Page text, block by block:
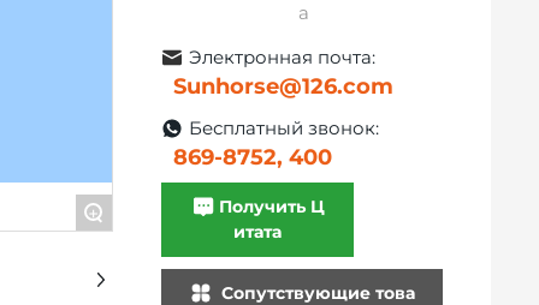
+
а
Электронная почта:
Sunhorse@126.com
Бесплатный звонок:
869-8752, 400
Получить Ц
итата
Сопутствующие това